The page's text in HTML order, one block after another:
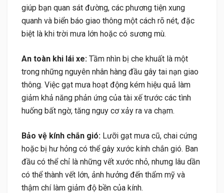
giúp bạn quan sát đường, các phương tiện xung
quanh và biển báo giao thông một cách rõ nét, đặc
biệt là khi trời mưa lớn hoặc có sương mù.
An toàn khi lái xe: Tầm nhìn bị che khuất là một
trong những nguyên nhân hàng đầu gây tai nạn giao
thông. Việc gạt mưa hoạt động kém hiệu quả làm
giảm khả năng phản ứng của tài xế trước các tình
huống bất ngờ, tăng nguy cơ xảy ra va chạm.
Bảo vệ kính chắn gió: Lưỡi gạt mưa cũ, chai cứng
hoặc bị hư hỏng có thể gây xước kính chắn gió. Ban
đầu có thể chỉ là những vết xước nhỏ, nhưng lâu dần
có thể thành vết lớn, ảnh hưởng đến thẩm mỹ và
thậm chí làm giảm độ bền của kính.